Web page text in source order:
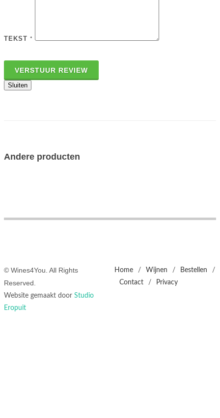
TEKST *
VERSTUUR REVIEW
Sluiten
Andere producten
© Wines4You. All Rights
Reserved.
Website gemaakt door Studio
Eropuit
Home / Wijnen / Bestellen
/
Contact
/ Privacy